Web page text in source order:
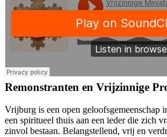
Remonstranten en Vrijzinnige
Vrijburg is een open geloofsgemeenschap
een spiritueel thuis aan een ieder die zich
zinvol bestaan. Belangstellend, vrij en